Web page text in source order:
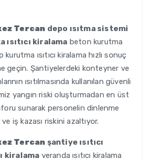
Tercan depo ısıtma sistemi
kiralama beton kurutma
kurutma ısıtıcı kiralama hızlı sonuç
geçin. Şantiyelerdeki konteyner ve
ısıtılmasında kullanılan güvenli
yangın riski oluşturmadan en üst
sunarak personelin dinlenme
iş kazası riskini azaltıyor.
Tercan şantiye ısıtıcı
kiralama veranda ısıtıcı kiralama